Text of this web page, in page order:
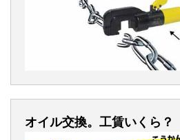
オイル交換。工賃いくら？